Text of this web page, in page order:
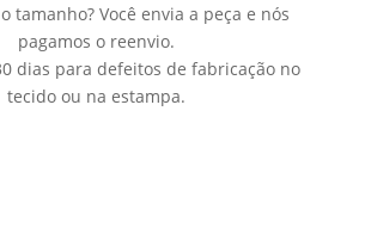
tamanho? Você envia a peça e nós
pagamos o reenvio.
dias para defeitos de fabricação no
tecido ou na estampa.